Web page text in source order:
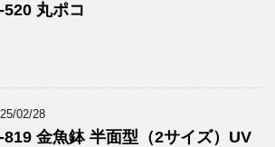
520 丸ポコ
02/28
819 金魚鉢 半面型（2サイズ）UV